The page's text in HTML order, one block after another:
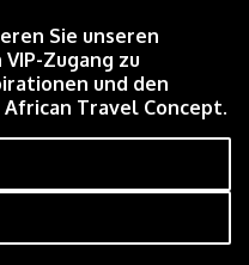
Sie unseren
Zugang zu
und den
Travel Concept.